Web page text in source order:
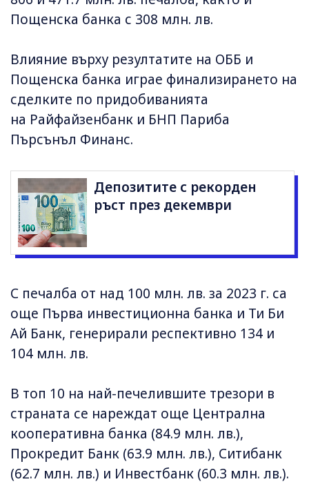
Пощенска банка с 308 млн. лв.
Влияние върху резултатите на ОББ и
Пощенска банка играе финализирането на
сделките по придобиванията
на Райфайзенбанк и БНП Париба
Пърсънъл Финанс.
Депозитите с рекорден
ръст през декември
С печалба от над 100 млн. лв. за 2023 г. са
още Първа инвестиционна банка и Ти Би
Ай Банк, генерирали респективно 134 и
104 млн. лв.
В топ 10 на най-печелившите трезори в
страната се нареждат още Централна
кооперативна банка (84.9 млн. лв.),
Прокредит Банк (63.9 млн. лв.), Ситибанк
(62.7 млн. лв.) и Инвестбанк (60.3 млн. лв.).